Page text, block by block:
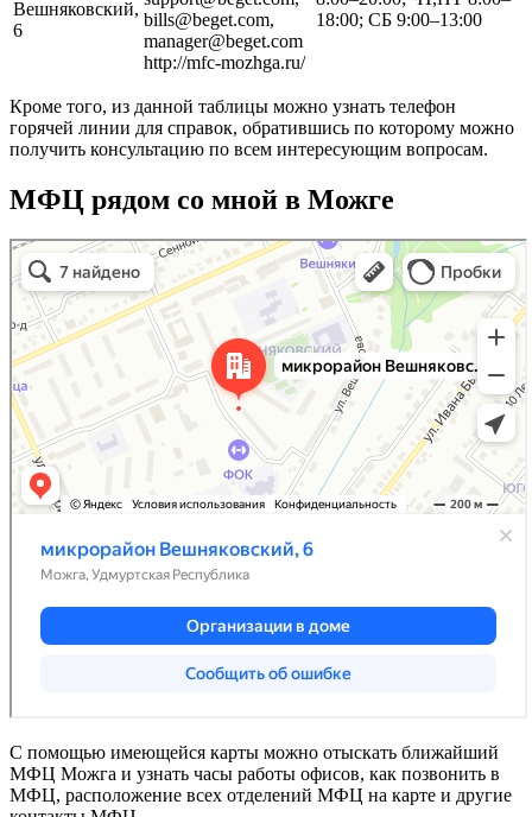
Вешняковский,
6
bills@beget.com,
manager@beget.com
http://mfc-mozhga.ru/
18:00; СБ 9:00–13:00
Кроме того, из данной таблицы можно узнать телефон
горячей линии для справок, обратившись по которому можно
получить консультацию по всем интересующим вопросам.
МФЦ рядом со мной в Можге
С помощью имеющейся карты можно отыскать ближайший
МФЦ Можга и узнать часы работы офисов, как позвонить в
МФЦ, расположение всех отделений МФЦ на карте и другие